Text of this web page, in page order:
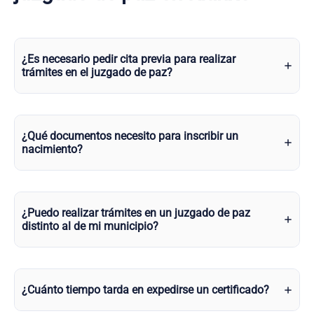
¿Es necesario pedir cita previa para realizar
trámites en el juzgado de paz?
¿Qué documentos necesito para inscribir un
nacimiento?
¿Puedo realizar trámites en un juzgado de paz
distinto al de mi municipio?
¿Cuánto tiempo tarda en expedirse un certificado?